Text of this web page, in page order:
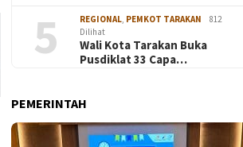
5 REGIONAL PEMKOT TARAKAN
812
Dilihat
Wali Kota Tarakan Buka
Pusdiklat 33 Capa…
PEMERINTAH